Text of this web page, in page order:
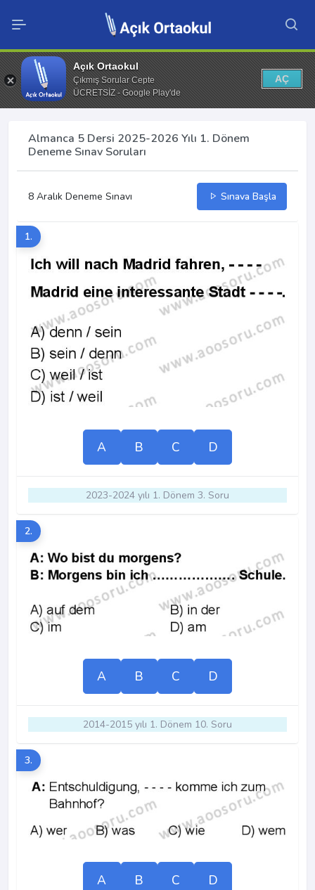
Açık Ortaokul
Çıkmış Sorular Cepte
ÜCRETSİZ - Google Play'de
AÇ
Almanca 5 Dersi 2025-2026 Yılı 1. Dönem
Deneme Sınav Soruları
8 Aralık Deneme Sınavı Sınava Başla
1.
A B C D
2023-2024 yılı 1. Dönem 3. Soru
2.
A B C D
2014-2015 yılı 1. Dönem 10. Soru
3.
A B C D